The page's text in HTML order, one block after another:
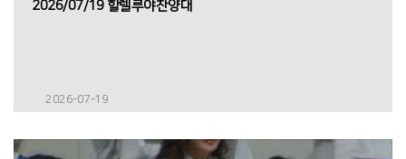
2026/07/19 할렐루야찬양대
2026-07-19